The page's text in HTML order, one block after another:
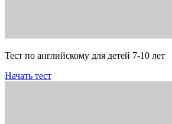
Тест по английскому для детей 7-10 лет
Начать тест